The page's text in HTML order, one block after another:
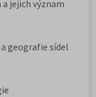
jejich význam
geografie sídel